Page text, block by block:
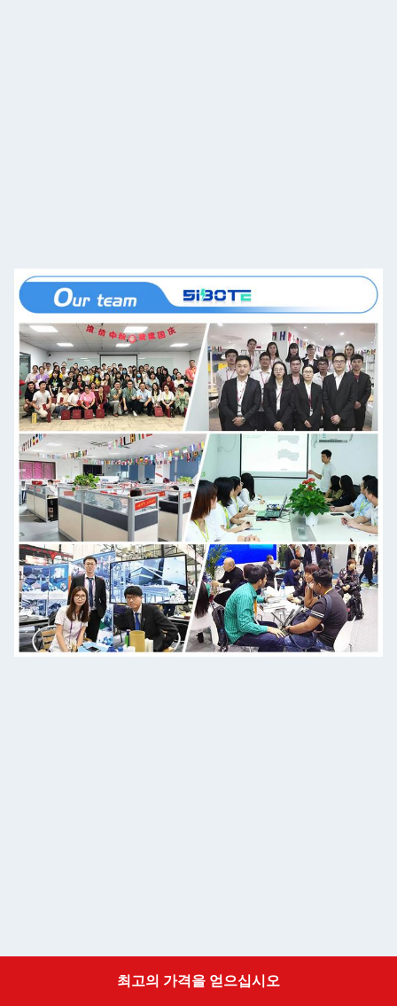
최고의 가격을 얻으십시오
Get a Quote